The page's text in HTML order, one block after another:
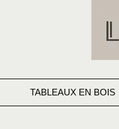
TABLEAUX EN BOIS